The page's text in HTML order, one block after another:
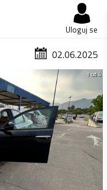
Uloguj se
02.06.2025
1 od 4